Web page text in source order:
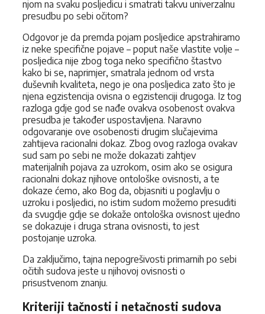
njom na svaku posljedicu i smatrati takvu univerzalnu
presudbu po sebi očitom?
Odgovor je da premda pojam posljedice apstrahiramo
iz neke specifične pojave – poput naše vlastite volje –
posljedica nije zbog toga neko specifično štastvo
kako bi se, naprimjer, smatrala jednom od vrsta
duševnih kvaliteta, nego je ona posljedica zato što je
njena egzistencija ovisna o egzistenciji drugoga. Iz tog
razloga gdje god se nađe ovakva osobenost ovakva
presudba je također uspostavljena. Naravno
odgovaranje ove osobenosti drugim slučajevima
zahtijeva racionalni dokaz. Zbog ovog razloga ovakav
sud sam po sebi ne može dokazati zahtjev
materijalnih pojava za uzrokom, osim ako se osigura
racionalni dokaz njihove ontološke ovisnosti, a te
dokaze ćemo, ako Bog da, objasniti u poglavlju o
uzroku i posljedici, no istim sudom možemo presuditi
da svugdje gdje se dokaže ontološka ovisnost ujedno
se dokazuje i druga strana ovisnosti, to jest
postojanje uzroka.
Da zaključimo, tajna nepogrešivosti primarnih po sebi
očitih sudova jeste u njihovoj ovisnosti o
prisustvenom znanju.
Kriteriji tačnosti i netačnosti sudova